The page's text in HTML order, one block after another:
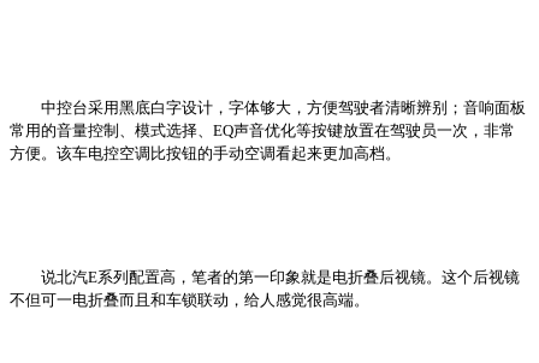
中控台采用黑底白字设计，字体够大，方便驾驶者清晰辨别；音响面板
常用的音量控制、模式选择、EQ声音优化等按键放置在驾驶员一次，非常
方便。该车电控空调比按钮的手动空调看起来更加高档。
说北汽E系列配置高，笔者的第一印象就是电折叠后视镜。这个后视镜
不但可一电折叠而且和车锁联动，给人感觉很高端。